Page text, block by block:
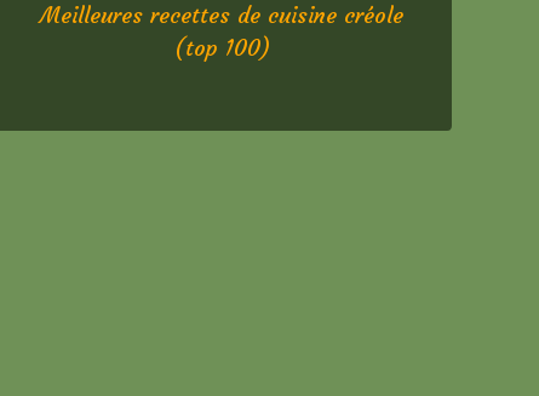
Meilleures recettes de cuisine créole
(top 100)